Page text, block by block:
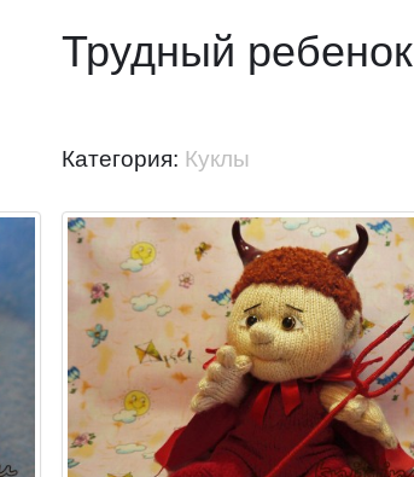
Трудный ребенок
Категория: Куклы